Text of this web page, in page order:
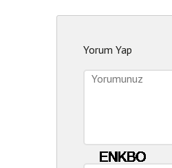
Yorum Yap